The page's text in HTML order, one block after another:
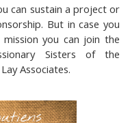
can sustain a project or
But in case you
you can join the
Sisters of the
Associates.